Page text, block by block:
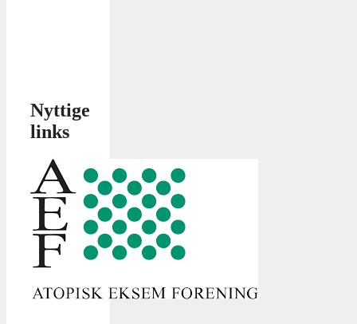
Nyttige
links